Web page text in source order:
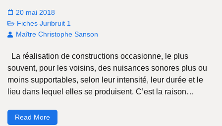
20 mai 2018
Fiches Juribruit 1
Maître Christophe Sanson
La réalisation de constructions occasionne, le plus
souvent, pour les voisins, des nuisances sonores plus ou
moins supportables, selon leur intensité, leur durée et le
lieu dans lequel elles se produisent. C’est la raison…
Read More